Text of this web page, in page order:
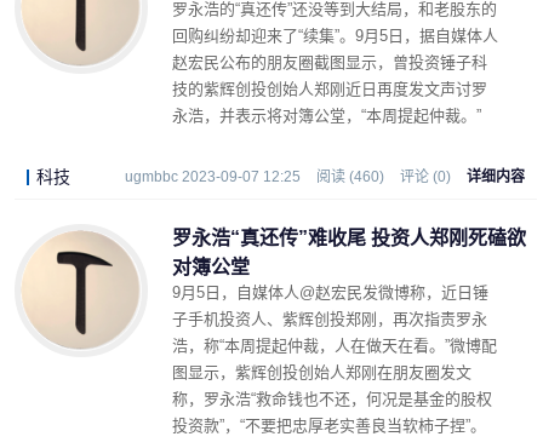
罗永浩的“真还传”还没等到大结局，和老股东的
回购纠纷却迎来了“续集”。9月5日，据自媒体人
赵宏民公布的朋友圈截图显示，曾投资锤子科
技的紫辉创投创始人郑刚近日再度发文声讨罗
永浩，并表示将对簿公堂，“本周提起仲裁。”
科技 ugmbbc 2023-09-07 12:25 阅读 (460) 评论 (0) 详细内容
罗永浩“真还传”难收尾 投资人郑刚死磕欲
对簿公堂
9月5日，自媒体人@赵宏民发微博称，近日锤
子手机投资人、紫辉创投郑刚，再次指责罗永
浩，称“本周提起仲裁，人在做天在看。”微博配
图显示，紫辉创投创始人郑刚在朋友圈发文
称，罗永浩“救命钱也不还，何况是基金的股权
投资款”，“不要把忠厚老实善良当软柿子捏”。